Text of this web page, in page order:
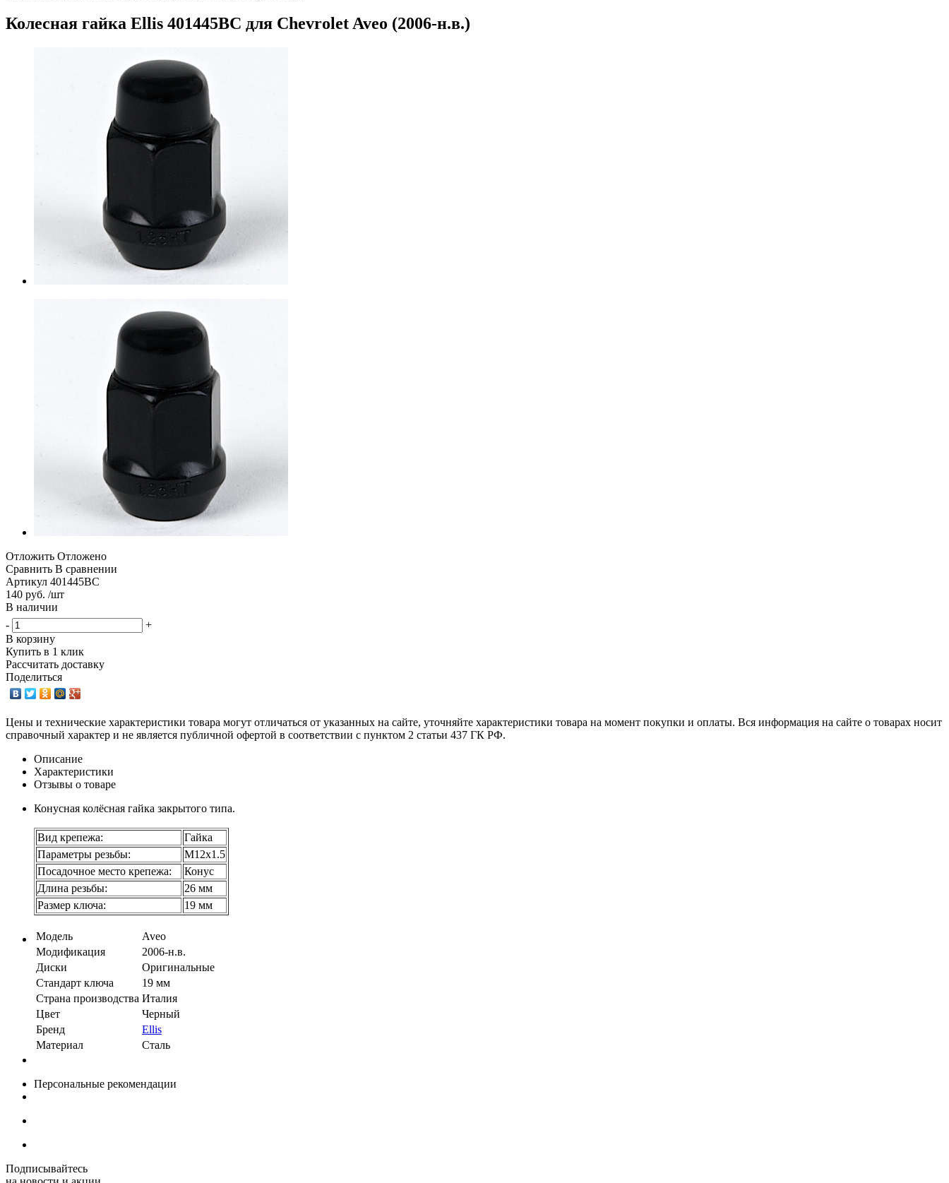
Колесная гайка Ellis 401445BC для Chevrolet Aveo (2006-н.в.)
Отложить Отложено
Сравнить В сравнении
Артикул 401445BC
140 руб. /шт
В наличии
-
+
В корзину
Купить в 1 клик
Рассчитать доставку
Поделиться
Цены и технические характеристики товара могут отличаться от указанных на сайте, уточняйте характеристики товара на момент покупки и оплаты. Вся информация на сайте о товарах носит
справочный характер и не является публичной офертой в соответствии с пунктом 2 статьи 437 ГК РФ.
Описание
Характеристики
Отзывы о товаре
Конусная колёсная гайка закрытого типа.
Вид крепежа:
Гайка
Параметры резьбы:
М12х1.5
Посадочное место крепежа:
Конус
Длина резьбы:
26 мм
Размер ключа:
19 мм
Модель
Aveo
Модификация
2006-н.в.
Диски
Оригинальные
Стандарт ключа
19 мм
Страна производства Италия
Цвет
Черный
Бренд
Ellis
Материал
Сталь
Персональные рекомендации
Подписывайтесь